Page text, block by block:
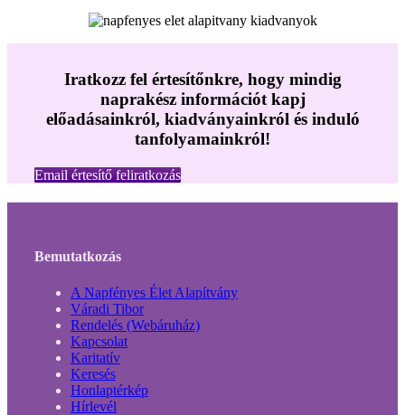
Iratkozz fel értesítőnkre, hogy mindig
naprakész információt kapj
előadásainkról, kiadványainkról és induló
tanfolyamainkról!
Email értesítő feliratkozás
Bemutatkozás
A Napfényes Élet Alapítvány
Váradi Tibor
Rendelés (Webáruház)
Kapcsolat
Karitatív
Keresés
Honlaptérkép
Hírlevél